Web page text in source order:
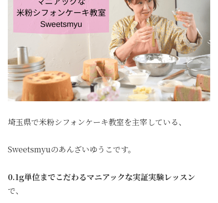
埼玉県で米粉シフォンケーキ教室を主宰している、
Sweetsmyuのあんざいゆうこです。
0.1g単位までこだわるマニアックな実証実験レッスン
で、